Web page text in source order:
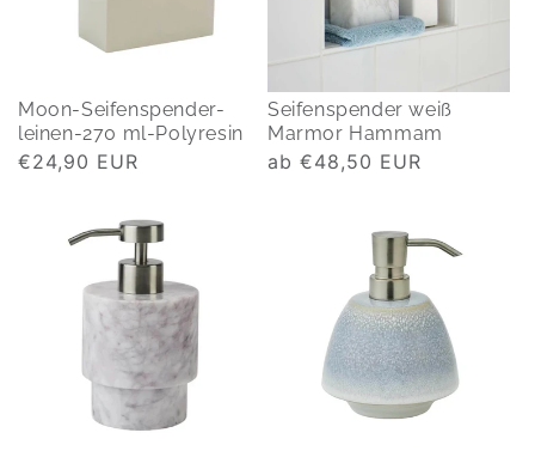
Moon-Seifenspender-
leinen-270 ml-Polyresin
Normaler
€24,90 EUR
Seifenspender weiß
Marmor Hammam
Normaler
ab €48,50 EUR